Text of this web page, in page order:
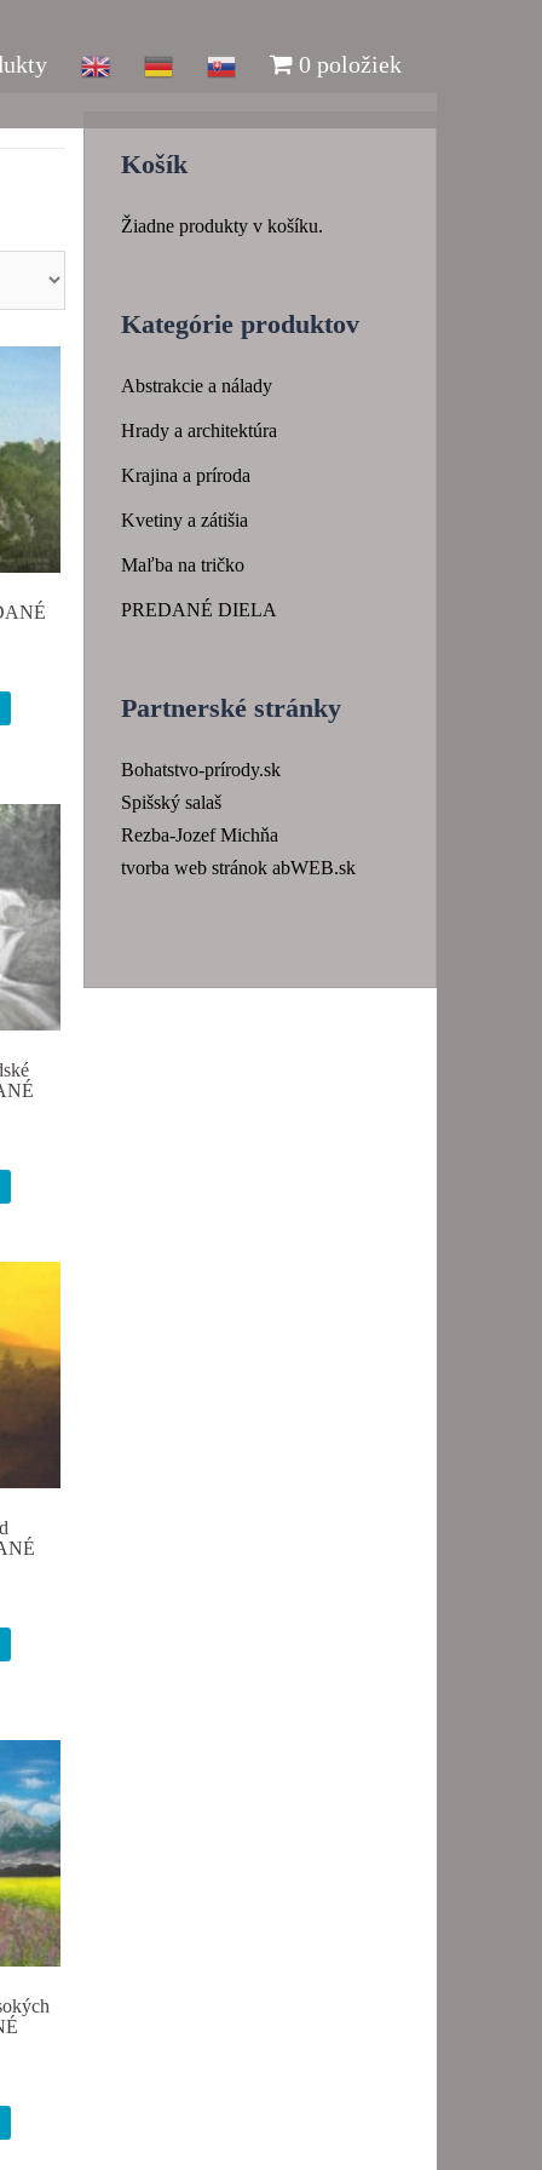
0 položiek
Košík
Žiadne produkty v košíku.
Kategórie produktov
Abstrakcie a nálady
Hrady a architektúra
Krajina a príroda
Kvetiny a zátišia
Maľba na tričko
PREDANÉ DIELA
Partnerské stránky
Bohatstvo-prírody.sk
Spišský salaš
Rezba-Jozef Michňa
tvorba web stránok abWEB.sk